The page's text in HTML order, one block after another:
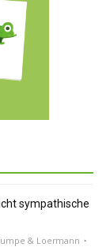
sympathische
& Loermann